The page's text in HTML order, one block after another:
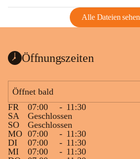
Alle Dateien sehen
Öffnungszeiten
Öffnet bald
FR
07:00 - 11:30
SA
Geschlossen
SO
Geschlossen
MO 07:00 - 11:30
DI
07:00 - 11:30
MI
07:00 - 11:30